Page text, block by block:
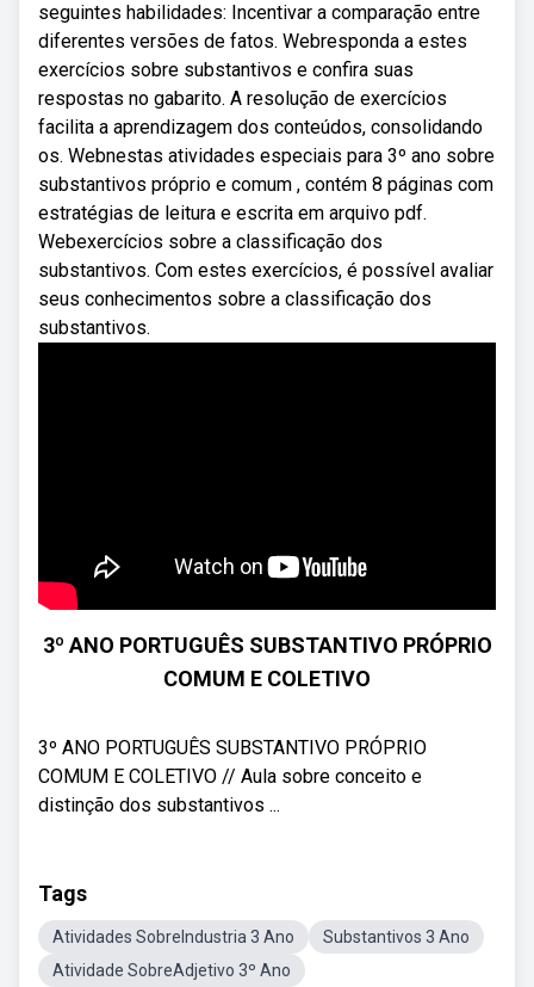
seguintes habilidades: Incentivar a comparação entre
diferentes versões de fatos. Webresponda a estes
exercícios sobre substantivos e confira suas
respostas no gabarito. A resolução de exercícios
facilita a aprendizagem dos conteúdos, consolidando
os. Webnestas atividades especiais para 3º ano sobre
substantivos próprio e comum , contém 8 páginas com
estratégias de leitura e escrita em arquivo pdf.
Webexercícios sobre a classificação dos
substantivos. Com estes exercícios, é possível avaliar
seus conhecimentos sobre a classificação dos
substantivos.
3º ANO PORTUGUÊS SUBSTANTIVO PRÓPRIO
COMUM E COLETIVO
3º ANO PORTUGUÊS SUBSTANTIVO PRÓPRIO
COMUM E COLETIVO // Aula sobre conceito e
distinção dos substantivos ...
Tags
Atividades SobreIndustria 3 Ano
Substantivos 3 Ano
Atividade SobreAdjetivo 3º Ano